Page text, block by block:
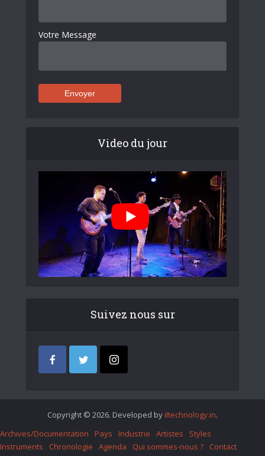
Votre Message
Video du jour
Suivez nous sur
Copyright © 2026. Developed by iItechnology.in.
Archives/Documentation
Pays Industrie Artistes
Styles
Instruments
Chronologie Agenda Qui sommes-nous ? Contact